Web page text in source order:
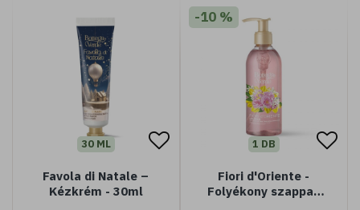
30 ML
Favola di Natale –
Kézkrém - 30ml
-10 %
1 DB
Fiori d'Oriente -
Folyékony szappan